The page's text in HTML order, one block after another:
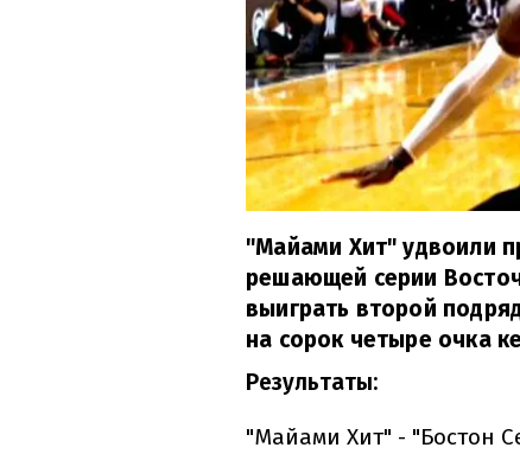
"Майами Хит" удвоили
решающей серии
выиграть второй
на сорок четыре очка
Результаты:
"Майами Хит" - "Бостон